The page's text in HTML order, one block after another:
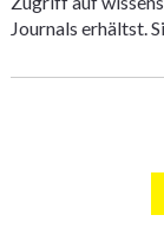
Journals erhältst.